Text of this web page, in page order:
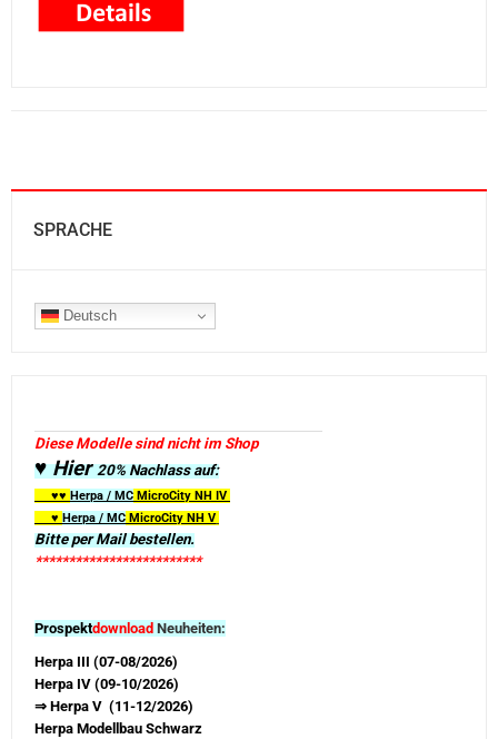
SPRACHE
Deutsch
Diese Modelle sind nicht im Shop
♥ Hier20% Nachlass auf:
♥♥ Herpa / MC MicroCity NH IV
♥ Herpa / MC MicroCity NH V
Bitte per Mail bestellen.
*************************
Prospektdownload Neuheiten:
Herpa III (07-08/2026)
Herpa IV (09-10/2026)
⇒ Herpa V (11-12/2026)
Herpa Modellbau Schwarz